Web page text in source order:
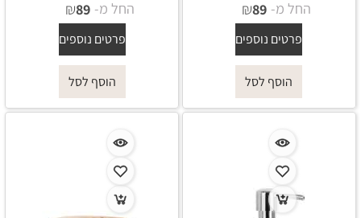
החל מ- ₪89
פרטים נוספים
הוסף לסל
החל מ- ₪89
פרטים נוספים
הוסף לסל